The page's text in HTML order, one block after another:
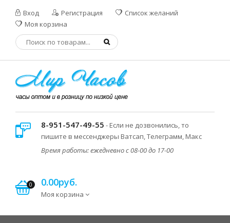
Вход Регистрация
Список желаний
Моя корзина
8-951-547-49-55 - Если не дозвонились, то
пишите в мессенджеры Ватсап, Телеграмм, Макс
Время работы: ежедневно с 08-00 до 17-00
0 0.00руб.
Моя корзина